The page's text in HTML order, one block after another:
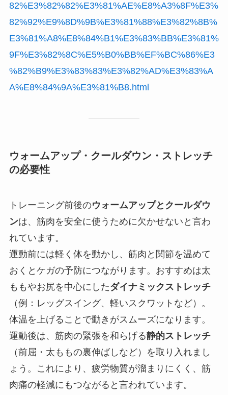
82%E3%82%82%E3%81%AE%E8%A3%8F%E3%
82%92%E9%8D%9B%E3%81%88%E3%82%8B%
E3%81%A8%E8%84%B1%E3%83%BB%E3%81%
9F%E3%82%8C%E5%B0%BB%EF%BC%86%E3
%82%B9%E3%83%83%E3%82%AD%E3%83%A
A%E8%84%9A%E3%81%B8.html
ウォームアップ・クールダウン・ストレッチ
の必要性
トレーニング前後のウォームアップとクールダウ
ンは、筋肉を安全に使うために欠かせないと言わ
れています。
運動前には軽く体を動かし、筋肉と関節を温めて
おくとケガの予防につながります。おすすめは太
ももやお尻を中心にしたダイナミックストレッチ
（例：レッグスイング、軽いスクワットなど）。
体温を上げることで動きがスムーズになります。
運動後は、筋肉の緊張を和らげる静的ストレッチ
（前屈・太ももの裏伸ばしなど）を取り入れまし
ょう。これにより、疲労物質が溜まりにくく、筋
肉痛の軽減にもつながると言われています。